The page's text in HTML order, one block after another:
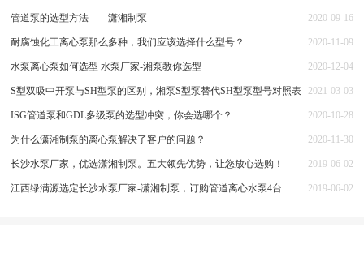
管道泵的选型方法——潇湘制泵 2020-09-16
耐腐蚀化工离心泵那么多种，我们应该选择什么型号？ 2020-11-09
水泵离心泵如何选型 水泵厂家-湘泵教你选型 2020-12-04
S型双吸中开泵与SH型泵的区别，湘泵S型泵替代SH型泵型号对照表 2021-03-03
ISG管道泵和GDL多级泵的选型冲突，你会选哪个？ 2020-10-28
为什么潇湘制泵的离心泵解决了客户的问题？ 2020-11-30
长沙水泵厂家，优选潇湘制泵。五大领先优势，让您放心选购！ 2019-06-02
江西绿满源选定长沙水泵厂家-潇湘制泵，订购管道离心水泵4台 2019-06-02